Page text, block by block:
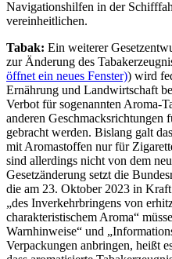
Navigationshilfen in der
vereinheitlichen.
Tabak: Ein weiterer
zur Änderung des
öffnet ein neues Fenster)) wird
Ernährung und Landwirtschaft
Verbot für sogenannten Aroma-
anderen Geschmacksrichtungen
gebracht werden. Bislang galt
mit Aromastoffen nur für
sind allerdings nicht von dem
Gesetzänderung setzt die
die am 23. Oktober 2023 in
„des Inverkehrbringens von
charakteristischem Aroma“
Warnhinweise“ und
Verpackungen anbringen, heißt